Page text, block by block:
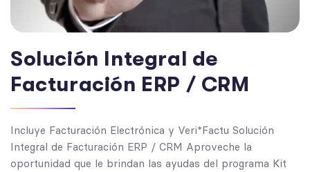
Solución Integral de
Facturación ERP / CRM
Incluye Facturación Electrónica y Veri*Factu Solución
Integral de Facturación ERP / CRM Aproveche la
oportunidad que le brindan las ayudas del programa Kit